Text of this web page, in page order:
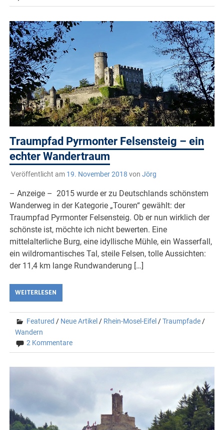
Traumpfad Pyrmonter Felsensteig – ein
echter Wandertraum
Veröffentlicht am 19. November 2018 von Jörg
– Anzeige – 2015 wurde er zu Deutschlands schönstem
Wanderweg in der Kategorie „Touren“ gewählt: der
Traumpfad Pyrmonter Felsensteig. Ob er nun wirklich der
schönste ist, möchte ich nicht bewerten. Eine
mittelalterliche Burg, eine idyllische Mühle, ein Wasserfall,
ein wildromantisches Tal, steile Felsen, tolle Aussichten:
der 11,4 km lange Rundwanderung […]
WEITERLESEN
Featured / Neue Artikel / Rhein-Mosel-Eifel /Traumpfade /
Wandern
2 Kommentare